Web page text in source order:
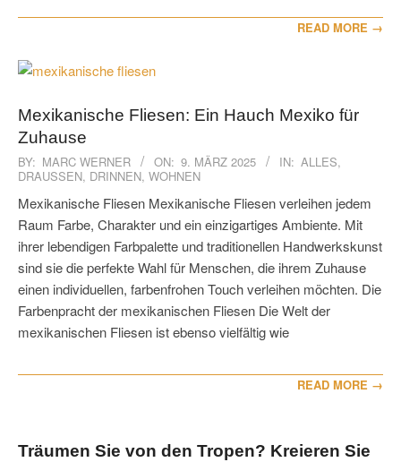
READ MORE →
Mexikanische Fliesen: Ein Hauch Mexiko für
Zuhause
2025-
03-
09
BY: MARC WERNER ON: 9. MÄRZ 2025 IN: ALLES,
DRAUSSEN, DRINNEN, WOHNEN
Mexikanische Fliesen Mexikanische Fliesen verleihen jedem
Raum Farbe, Charakter und ein einzigartiges Ambiente. Mit
ihrer lebendigen Farbpalette und traditionellen Handwerkskunst
sind sie die perfekte Wahl für Menschen, die ihrem Zuhause
einen individuellen, farbenfrohen Touch verleihen möchten. Die
Farbenpracht der mexikanischen Fliesen Die Welt der
mexikanischen Fliesen ist ebenso vielfältig wie
READ MORE →
Träumen Sie von den Tropen? Kreieren Sie